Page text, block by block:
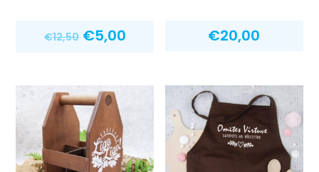
€12,50 Original
€12,50.
€5,00Current
€5,00.
€20,00